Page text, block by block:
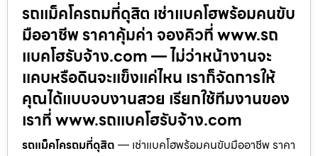
รถแม็คโครถมที่ดุสิต เช่าแบคโฮพร้อมคนขับ
มืออาชีพ ราคาคุ้มค่า จองคิวที่ www.รถ
แบคโฮรับจ้าง.com — ไม่ว่าหน้างานจะ
แคบหรือดินจะแข็งแค่ไหน เราก็จัดการให้
คุณได้แบบจบงานสวย เรียกใช้ทีมงานของ
เราที่ www.รถแบคโฮรับจ้าง.com
รถแม็คโครถมที่ดุสิต — เช่าแบคโฮพร้อมคนขับมืออาชีพ ราคา